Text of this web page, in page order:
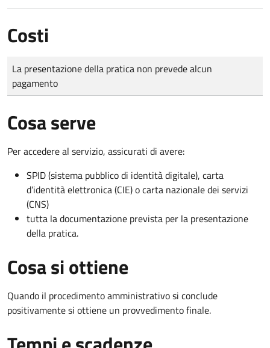
Costi
Tipo di pagamento
Importo
La presentazione della pratica non prevede alcun
pagamento
Cosa serve
Per accedere al servizio, assicurati di avere:
SPID (sistema pubblico di identità digitale), carta
d’identità elettronica (CIE) o carta nazionale dei servizi
(CNS)
tutta la documentazione prevista per la presentazione
della pratica.
Cosa si ottiene
Quando il procedimento amministrativo si conclude
positivamente si ottiene un provvedimento finale.